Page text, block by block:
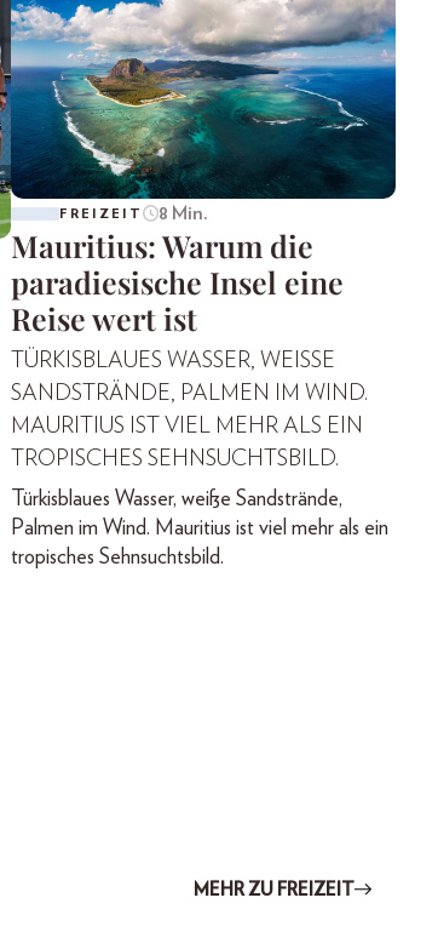
FREIZEIT 8 Min.
Mauritius: Warum die
paradiesische Insel eine
Reise wert ist
TÜRKISBLAUES WASSER, WEISSE S
ANDSTRÄNDE, PALMEN IM WIND. M
AURITIUS IST VIEL MEHR ALS EIN T
ROPISCHES SEHNSUCHTSBILD.
Türkisblaues Wasser, weiße Sandstrände,
Palmen im Wind. Mauritius ist viel mehr als ein
tropisches Sehnsuchtsbild.
MEHR ZU FREIZEIT